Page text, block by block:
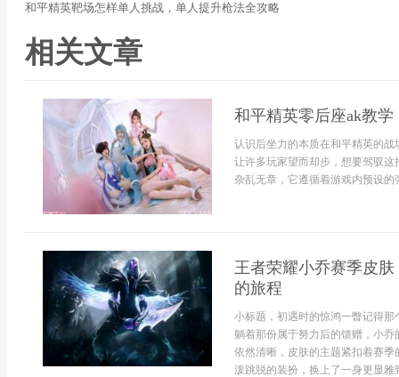
和平精英靶场怎样单人挑战，单人提升枪法全攻略
相关文章
和平精英零后座ak教
认识后坐力的本质在和平精英的
让许多玩家望而却步，想要驾驭
杂乱无章，它遵循着游戏内预设
王者荣耀小乔赛季皮
的旅程
小标题，初遇时的惊鸿一瞥记得
躺着那份属于努力后的馈赠，小
依然清晰，皮肤的主题紧扣着赛
泼跳脱的装扮，换上了一身更显